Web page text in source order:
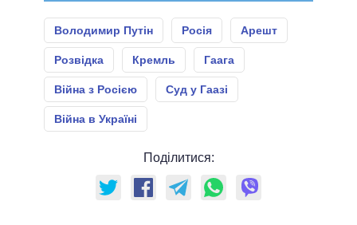
Володимир Путін Росія Арешт
Розвідка Кремль Гаага
Війна з Росією Суд у Гаазі
Війна в Україні
Поділитися: